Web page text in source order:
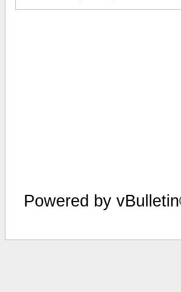
Powered by